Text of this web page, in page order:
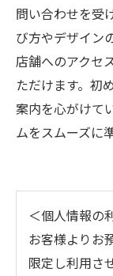
問い合わせを受
び方やデザイン
店舗へのアクセ
ただけます。初
案内を心がけて
ムをスムーズに
＜個人情報の
お客様よりお
限定し利用さ